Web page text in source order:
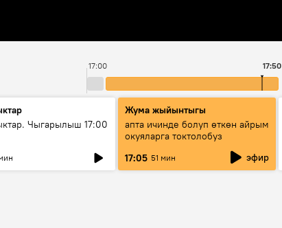
17:00 17:50
Чыгарылыш 17:00
Жума жыйынтыгы
апта ичинде болуп өткөн айрым
окуяларга токтолобуз
17:05 51 мин эфир